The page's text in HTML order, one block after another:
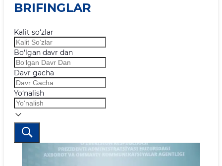
BRIFINGLAR
Kalit so‘zlar
Bo‘lgan davr dan
Davr gacha
Yo‘nalish